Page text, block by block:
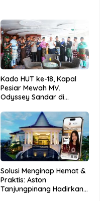
Kado HUT ke-18, Kapal
Pesiar Mewah MV.
Odyssey Sandar di
Anambas Siap Mendunia
Solusi Menginap Hemat &
Praktis: Aston
Tanjungpinang Hadirkan